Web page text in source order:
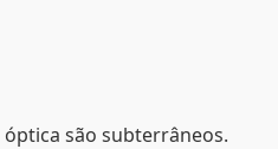
são subterrâneos.